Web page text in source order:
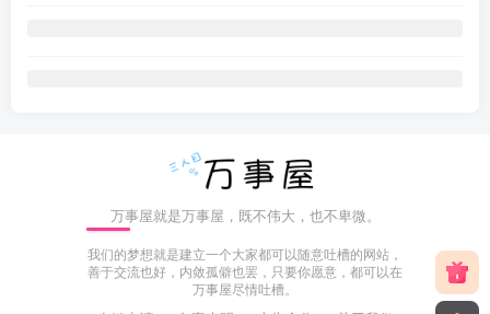
万事屋就是万事屋，既不伟大，也不卑微。
我们的梦想就是建立一个大家都可以随意吐槽的网站，
善于交流也好，内敛孤僻也罢，只要你愿意，都可以在
万事屋尽情吐槽。